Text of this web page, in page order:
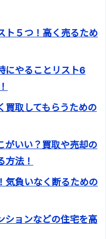
ト５つ！高く売るため
にやることリスト6
買取してもらうための
がいい？買取や売却の
方法！
気負いなく断るための
ョンなどの住宅を高